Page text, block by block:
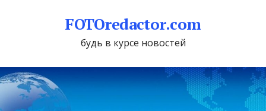
FOTOredactor.com
будь в курсе новостей